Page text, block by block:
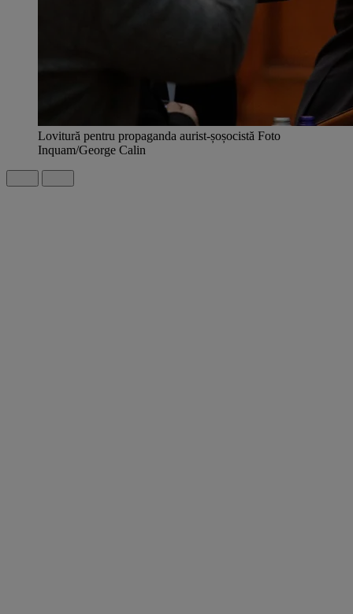
Lovitură pentru propaganda aurist-șoșocistă Foto
Inquam/George Calin